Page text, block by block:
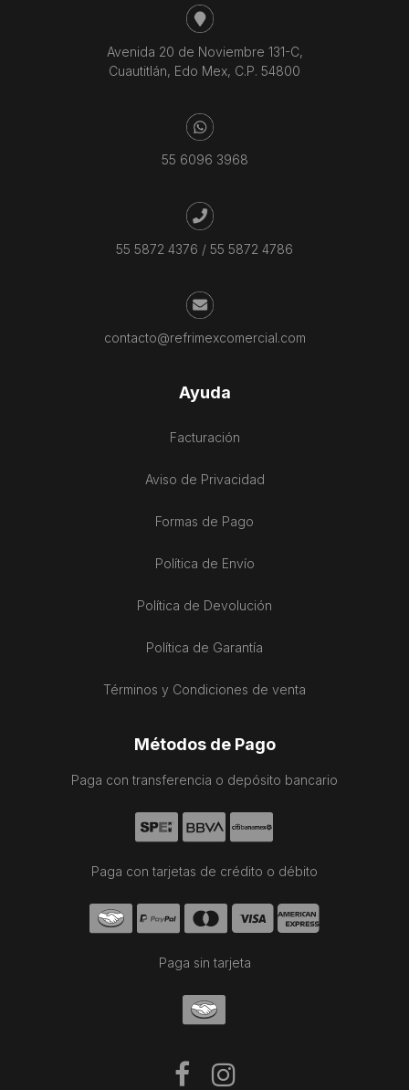
Avenida 20 de Noviembre 131-C,
Cuautitlán, Edo Mex, C.P. 54800
55 6096 3968
55 5872 4376 / 55 5872 4786
contacto@refrimexcomercial.com
Ayuda
Facturación
Aviso de Privacidad
Formas de Pago
Política de Envío
Política de Devolución
Política de Garantía
Términos y Condiciones de venta
Métodos de Pago
Paga con transferencia o depósito bancario
Paga con tarjetas de crédito o débito
Paga sin tarjeta